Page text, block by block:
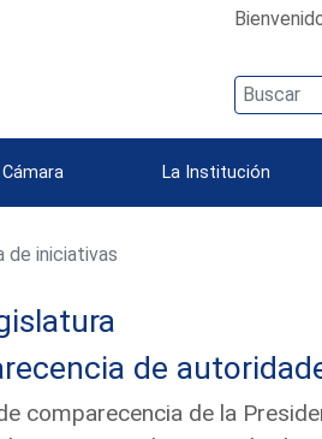
La Institución
de iniciativas
de
comparecencia de la